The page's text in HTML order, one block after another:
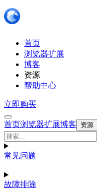
首页
浏览器扩展
博客
资源
帮助中心
立即购买
首页浏览器扩展博客 资源
常见问题
故障排除